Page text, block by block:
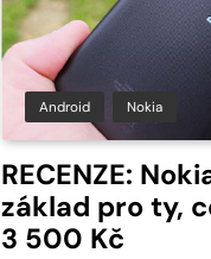
Android Nokia
RECENZE:
základ pro ty,
3 500 Kč